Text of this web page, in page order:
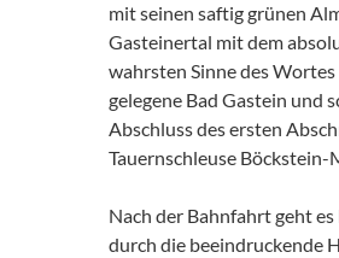
mit seinen saftig grünen
Gasteinertal mit dem
wahrsten Sinne des
gelegene Bad Gastein und
Abschluss des ersten
Tauernschleuse Böckstein-
Nach der Bahnfahrt geht
durch die beeindruckende